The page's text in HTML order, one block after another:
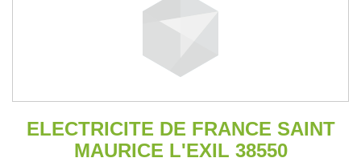
ELECTRICITE DE FRANCE SAINT
MAURICE L'EXIL 38550